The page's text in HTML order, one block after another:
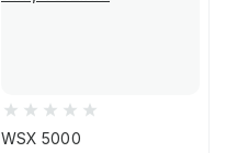
WSX 5000